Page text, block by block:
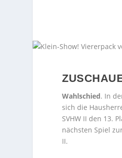
Wahlschied. In
sich die
SVHW II den 13.
nächsten Spiel
II.